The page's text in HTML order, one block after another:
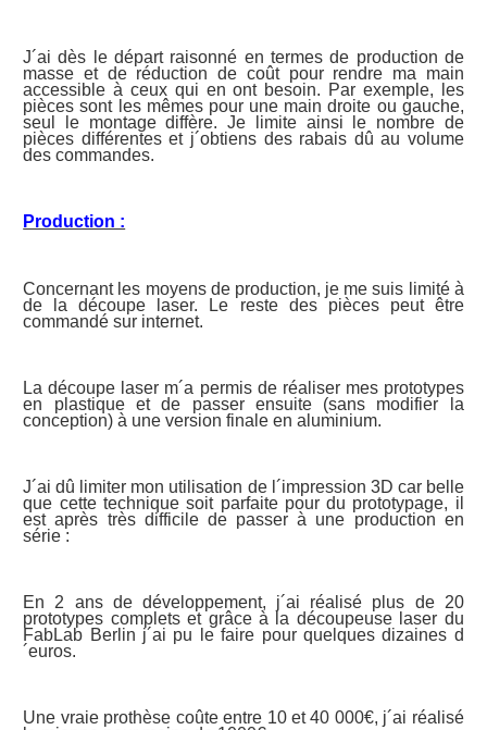
J´ai dès le départ raisonné en termes de production de
masse et de réduction de coût pour rendre ma main
accessible à ceux qui en ont besoin. Par exemple, les
pièces sont les mêmes pour une main droite ou gauche,
seul le montage diffère. Je limite ainsi le nombre de
pièces différentes et j´obtiens des rabais dû au volume
des commandes.
Production :
Concernant les moyens de production, je me suis limité à
de la découpe laser. Le reste des pièces peut être
commandé sur internet.
La découpe laser m´a permis de réaliser mes prototypes
en plastique et de passer ensuite (sans modifier la
conception) à une version finale en aluminium.
J´ai dû limiter mon utilisation de l´impression 3D car belle
que cette technique soit parfaite pour du prototypage, il
est après très difficile de passer à une production en
série :
En 2 ans de développement, j´ai réalisé plus de 20
prototypes complets et grâce à la découpeuse laser du
FabLab Berlin j´ai pu le faire pour quelques dizaines d
´euros.
Une vraie prothèse coûte entre 10 et 40 000€, j´ai réalisé